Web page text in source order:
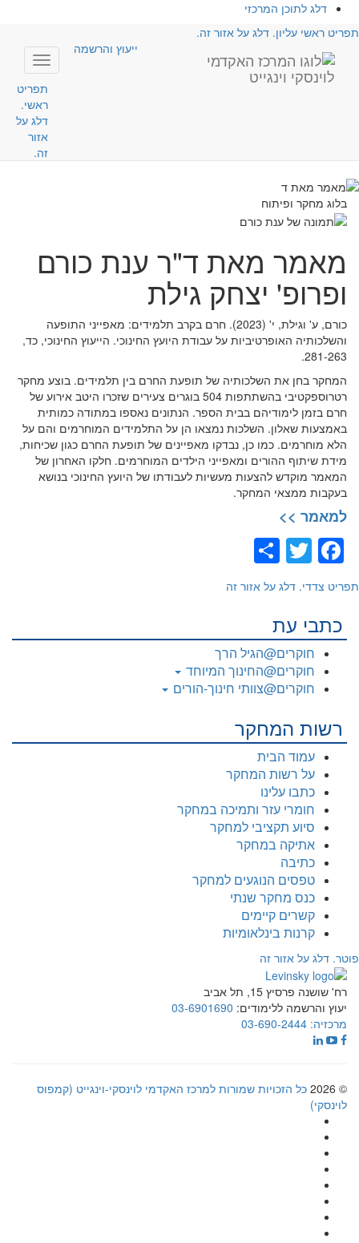
דלג לתוכן המרכזי
תפריט ראשי עליון. דלג על אזור זה.
ייעוץ והרשמה
Toggle
תפריט
ראשי.
דלג על
אזור
זה.
בלוג מחקר ופיתוח
מאמר מאת ד"ר ענת כורם
ופרופ' יצחק גילת
כורם, ע' וגילת, י' (2023). חרם בקרב תלמידים: מאפייני התופעה
והשלכותיה האופרטיביות על עבודת היועץ החינוכי. הייעוץ החינוכי, כד,
281-263.
המחקר בחן את השלכותיה של תופעת החרם בין תלמידים. בוצע מחקר
רטרוספקטיבי בהשתתפות 504 בוגרים צעירים שזכרו היטב אירוע של
חרם בזמן לימודיהם בבית הספר. הנתונים נאספו במתודה כמותית
באמצעות שאלון. השלכות נמצאו הן על התלמידים המוחרמים והם על
הלא מוחרמים. כמו כן, נבדקו מאפיינים של תופעת החרם כגון שכיחות,
מידת שיתוף ההורים ומאפייני הילדים המוחרמים. חלקו האחרון של
המאמר מוקדש להצעות מעשיות לעבודתו של היועץ החינוכי בנושא
בעקבות ממצאי המחקר.
למאמר >>
Facebook
Twitter
תפריט צדדי. דלג על אזור זה
כתבי עת
חוקרים@הגיל הרך
חוקרים@החינוך המיוחד
חוקרים@צוותי חינוך-הורים
רשות המחקר
עמוד הבית
על רשות המחקר
כתבו עלינו
חומרי עזר ותמיכה במחקר
סיוע תקציבי למחקר
אתיקה במחקר
כתיבה
טפסים הנוגעים למחקר
כנס מחקר שנתי
קשרים קיימים
קרנות בינלאומיות
פוטר. דלג על אזור זה
רח' שושנה פרסיץ 15, תל אביב
יעוץ והרשמה ללימודים: 03-6901690
מרכזיה: 03-690-2444
© 2026
כל הזכויות שמורות למרכז האקדמי לוינסקי-וינגייט (קמפוס
לוינסקי)